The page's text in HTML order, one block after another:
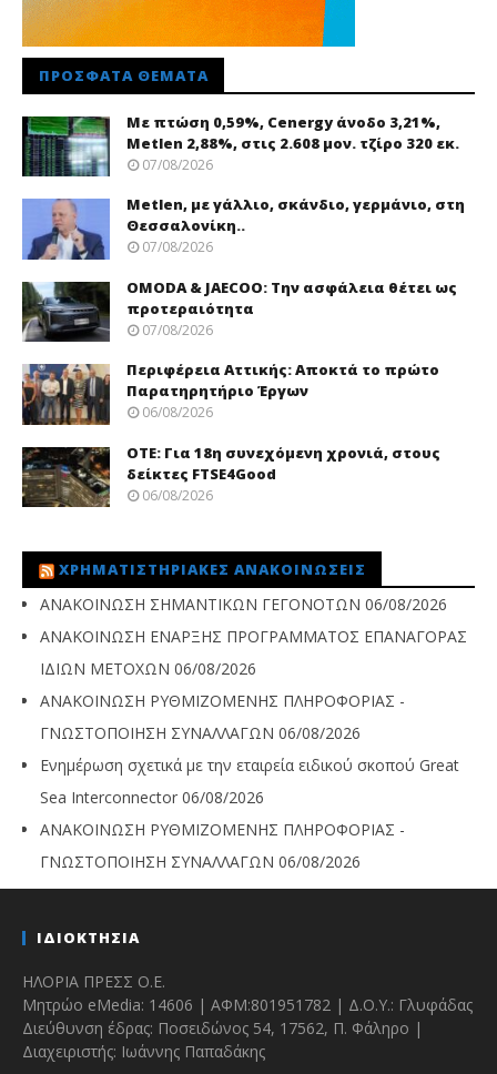
ΠΡΌΣΦΑΤΑ ΘΈΜΑΤΑ
Με πτώση 0,59%, Cenergy άνοδο 3,21%,
Metlen 2,88%, στις 2.608 μον. τζίρο 320 εκ.
07/08/2026
Metlen, με γάλλιο, σκάνδιο, γερμάνιο, στη
Θεσσαλονίκη..
07/08/2026
OMODA & JAECOO: Την ασφάλεια θέτει ως
προτεραιότητα
07/08/2026
Περιφέρεια Αττικής: Αποκτά το πρώτο
Παρατηρητήριο Έργων
06/08/2026
ΟΤΕ: Για 18η συνεχόμενη χρονιά, στους
δείκτες FTSE4Good
06/08/2026
ΧΡΗΜΑΤΙΣΤΗΡΙΑΚΈΣ ΑΝΑΚΟΙΝΏΣΕΙΣ
ΑΝΑΚΟΙΝΩΣΗ ΣΗΜΑΝΤΙΚΩΝ ΓΕΓΟΝΟΤΩΝ 06/08/2026
ΑΝΑΚΟΙΝΩΣΗ ΕΝΑΡΞΗΣ ΠΡΟΓΡΑΜΜΑΤΟΣ ΕΠΑΝΑΓΟΡΑΣ
ΙΔΙΩΝ ΜΕΤΟΧΩΝ 06/08/2026
ΑΝΑΚΟΙΝΩΣΗ ΡΥΘΜΙΖΟΜΕΝΗΣ ΠΛΗΡΟΦΟΡΙΑΣ -
ΓΝΩΣΤΟΠΟΙΗΣΗ ΣΥΝΑΛΛΑΓΩΝ 06/08/2026
Ενημέρωση σχετικά με την εταιρεία ειδικού σκοπού Great
Sea Interconnector 06/08/2026
ΑΝΑΚΟΙΝΩΣΗ ΡΥΘΜΙΖΟΜΕΝΗΣ ΠΛΗΡΟΦΟΡΙΑΣ -
ΓΝΩΣΤΟΠΟΙΗΣΗ ΣΥΝΑΛΛΑΓΩΝ 06/08/2026
ΙΔΙΟΚΤΗΣΙΑ
ΗΛΟΡΙΑ ΠΡΕΣΣ Ο.Ε.
Μητρώο eMedia: 14606 | ΑΦΜ:801951782 | Δ.Ο.Υ.: Γλυφάδας
Διεύθυνση έδρας: Ποσειδώνος 54, 17562, Π. Φάληρο |
Διαχειριστής: Ιωάννης Παπαδάκης